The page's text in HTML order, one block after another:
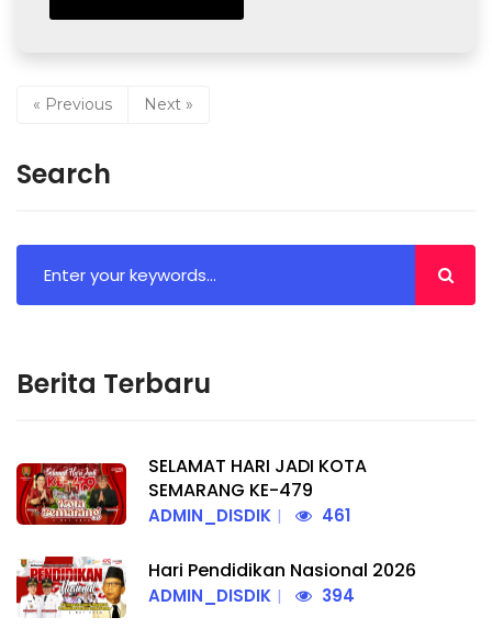
« Previous Next »
Search
Berita Terbaru
SELAMAT HARI JADI KOTA
SEMARANG KE-479
ADMIN_DISDIK 461
Hari Pendidikan Nasional 2026
ADMIN_DISDIK 394